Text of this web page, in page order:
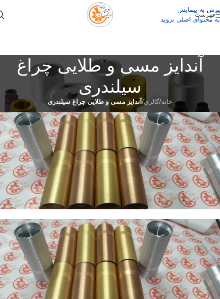
پرش به پیمایش
به محتوای اصلی بروید
فهرست
آندایز مسی و طلایی چراغ
سیلندری
خانه/گالری/ آندایز مسی و طلایی چراغ سیلندری